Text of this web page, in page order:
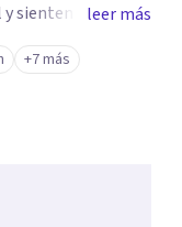
sienten la
consigo
profundo.
a trabajar antes
la persona se
sobre todo
leer más
+7 más